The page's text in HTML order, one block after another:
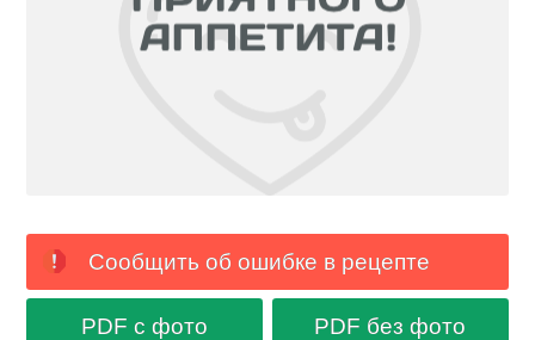
Сообщить об ошибке в рецепте
PDF с фото PDF без фото